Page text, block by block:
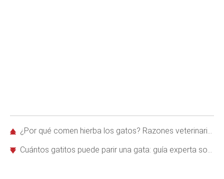
¿Por qué comen hierba los gatos? Razones veterinarias y beneficios para su salud
Cuántos gatitos puede parir una gata: guía experta sobre camadas felinas